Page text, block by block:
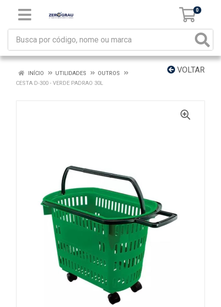
0
VOLTAR
INÍCIO UTILIDADES
OUTROS
CESTA D-300 - VERDE PADRAO 30L